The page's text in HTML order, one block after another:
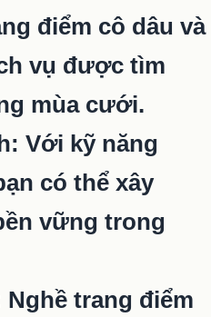
điểm cô dâu và
vụ được tìm
mùa cưới.
Với kỹ năng
có thể xây
vững trong
Nghề trang điểm